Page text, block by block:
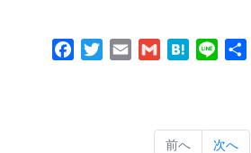
Facebook
TwitterEmail Gmail Hatena
Line
前へ 次へ